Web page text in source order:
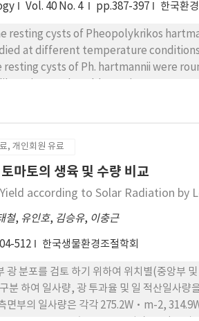
Vol. 40 No. 4 pp.387-397 한국환
resting cysts of Pheopolykrikos
at different temperature
cysts of Ph. hartmannii were
20°C, indicating that the resting
analysis based on large SubUnit
with the Korean and
, 개인회원 유료
마토의 생육 및 수량 비교
according to Solar Radiation by
철, 유인호, 김승유, 이충근
512 한국생물환경조절학회
광 분포를 검토 하기 위하여 위치별(중앙부
하여 일사량, 광 투과율 및 일 적산일사량
면부의 일사량은 각각 275.2W·m-2,